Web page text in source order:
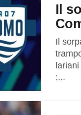
Il
Il
:...